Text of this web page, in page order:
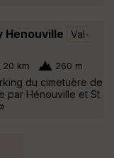
Henouville
Val-
20 km 260 m
du cimetuère de
par Hénouville et St